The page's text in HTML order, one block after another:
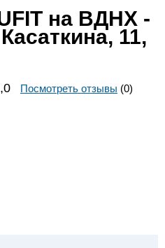
на ВДНХ -
11,
Посмотреть отзывы (0)